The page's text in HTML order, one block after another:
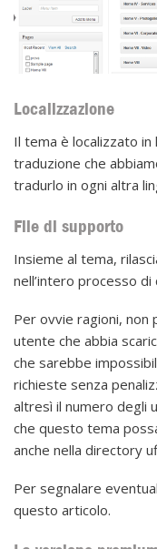
Localizzazione
Il tema è localizzato in
traduzione che
tradurlo in ogni altra
File di supporto
Insieme al tema,
nell’intero processo
Per ovvie ragioni,
utente che abbia
che sarebbe
richieste senza
altresì il numero degli
che questo tema
anche nella directory
Per segnalare
questo articolo.